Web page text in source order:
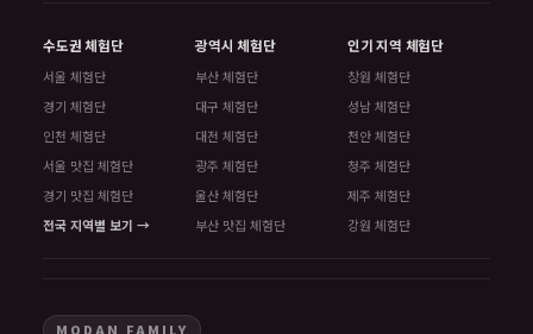
수도권 체험단
서울 체험단
경기 체험단
인천 체험단
서울 맛집 체험단
경기 맛집 체험단
전국 지역별 보기 →
광역시 체험단
부산 체험단
대구 체험단
대전 체험단
광주 체험단
울산 체험단
부산 맛집 체험단
인기 지역 체험단
창원 체험단
성남 체험단
천안 체험단
청주 체험단
제주 체험단
강원 체험단
MODAN FAMILY